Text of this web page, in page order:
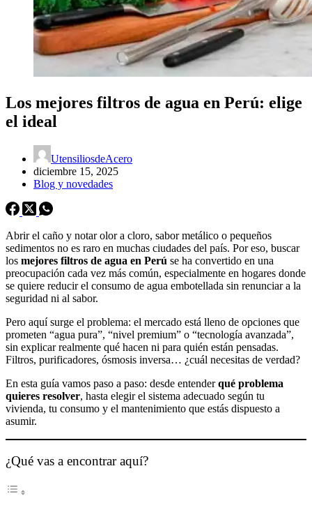
Los mejores filtros de agua en Perú: elige
el ideal
UtensiliosdeAcero
diciembre 15, 2025
Blog y novedades
Abrir el caño y notar olor a cloro, sabor metálico o pequeños
sedimentos no es raro en muchas ciudades del país. Por eso, buscar
los mejores filtros de agua en Perú se ha convertido en una
preocupación cada vez más común, especialmente en hogares donde
se quiere reducir el consumo de agua embotellada sin renunciar a la
seguridad ni al sabor.
Pero aquí surge el problema: el mercado está lleno de opciones que
prometen “agua pura”, “nivel premium” o “tecnología avanzada”,
sin explicar realmente qué hacen ni para quién están pensadas.
Filtros, purificadores, ósmosis inversa… ¿cuál necesitas de verdad?
En esta guía vamos paso a paso: desde entenderqué problema
quieres resolver, hasta elegir el sistema adecuado según tu
vivienda, tu consumo y el mantenimiento que estás dispuesto a
asumir.
¿Qué vas a encontrar aquí?